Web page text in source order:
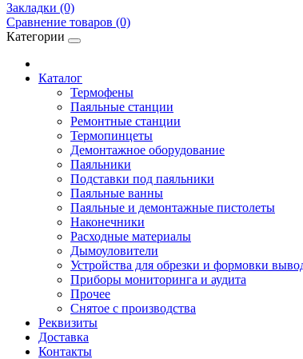
Закладки (0)
Сравнение товаров (0)
Категории
Каталог
Термофены
Паяльные станции
Ремонтные станции
Термопинцеты
Демонтажное оборудование
Паяльники
Подставки под паяльники
Паяльные ванны
Паяльные и демонтажные пистолеты
Наконечники
Расходные материалы
Дымоуловители
Устройства для обрезки и формовки
Приборы мониторинга и аудита
Прочее
Снятое с производства
Реквизиты
Доставка
Контакты